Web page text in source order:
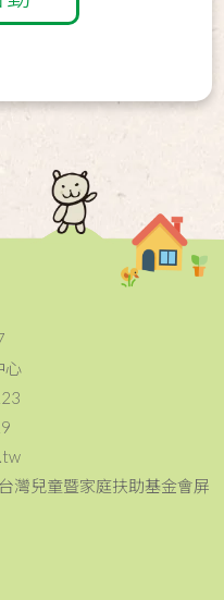
心
灣兒童暨家庭扶助基金會屏